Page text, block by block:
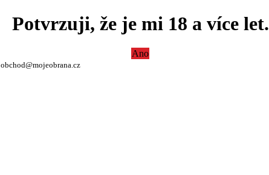
Potvrzuji, že je mi 18 a více let.
Ano
obchod@mojeobrana.cz